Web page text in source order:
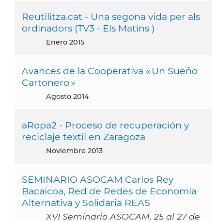
Reutilitza.cat - Una segona vida per als
ordinadors (TV3 - Els Matins )
enero 2015
Avances de la Cooperativa « Un Sueño
Cartonero »
agosto 2014
aRopa2 - Proceso de recuperación y
reciclaje textil en Zaragoza
noviembre 2013
SEMINARIO ASOCAM Carlos Rey
Bacaicoa, Red de Redes de Economía
Alternativa y Solidaria REAS
XVI Seminario ASOCAM, 25 al 27 de